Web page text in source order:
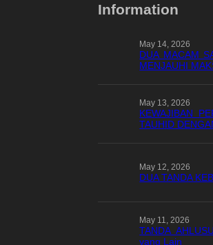
Information
May 14, 2026
DUA MACAM
MENJAUHI
May 13, 2026
KEWAJIBAN
TAUHID
May 12, 2026
DUA TANDA
May 11, 2026
TANDA
yang Lain